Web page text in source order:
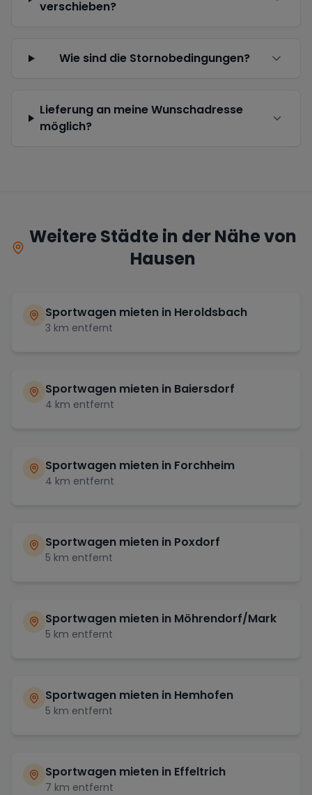
verschieben?
Wie sind die Stornobedingungen?
Lieferung an meine Wunschadresse
möglich?
Weitere Städte in der Nähe von
Hausen
Sportwagen mieten in Heroldsbach
3 km entfernt
Sportwagen mieten in Baiersdorf
4 km entfernt
Sportwagen mieten in Forchheim
4 km entfernt
Sportwagen mieten in Poxdorf
5 km entfernt
Sportwagen mieten in Möhrendorf/Mark
5 km entfernt
Sportwagen mieten in Hemhofen
5 km entfernt
Sportwagen mieten in Effeltrich
7 km entfernt